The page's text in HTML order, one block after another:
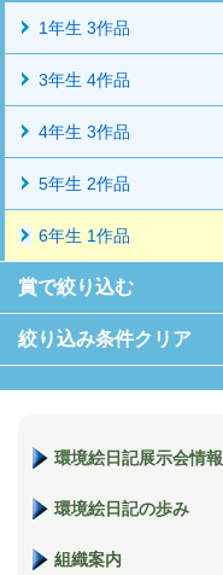
1年生 3作品
3年生 4作品
4年生 3作品
5年生 2作品
6年生 1作品
賞で絞り込む
絞り込み条件クリア
環境絵日記展示会情報
環境絵日記の歩み
組織案内